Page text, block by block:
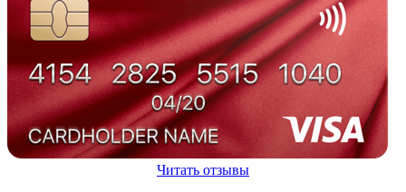
Читать отзывы